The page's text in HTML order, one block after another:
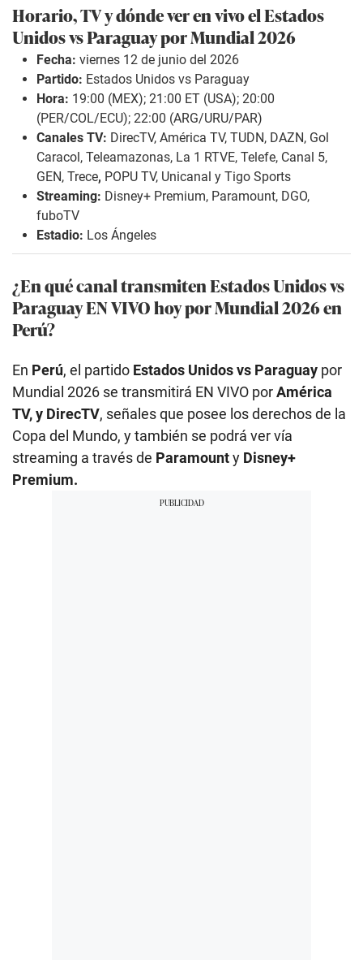
Horario, TV y dónde ver en vivo el Estados
Unidosvs Paraguay por Mundial 2026
Fecha: viernes 12 de junio del 2026
Partido: Estados Unidos vs Paraguay
Hora: 19:00 (MEX); 21:00 ET (USA); 20:00
(PER/COL/ECU); 22:00 (ARG/URU/PAR)
Canales TV: DirecTV, América TV, TUDN, DAZN, Gol
Caracol, Teleamazonas, La 1 RTVE, Telefe, Canal 5,
GEN, Trece, POPU TV, Unicanal y Tigo Sports
Streaming: Disney+ Premium, Paramount, DGO,
fuboTV
Estadio: Los Ángeles
¿En qué canal transmiten Estados Unidosvs
Paraguay EN VIVO hoy por Mundial 2026 en
Perú?
En Perú, el partido Estados Unidosvs Paraguay por
Mundial 2026 se transmitirá EN VIVO porAmérica
TV, y DirecTV, señales que posee los derechos de la
Copa del Mundo, y también se podrá ver vía
streaming a través de Paramounty Disney+
Premium.